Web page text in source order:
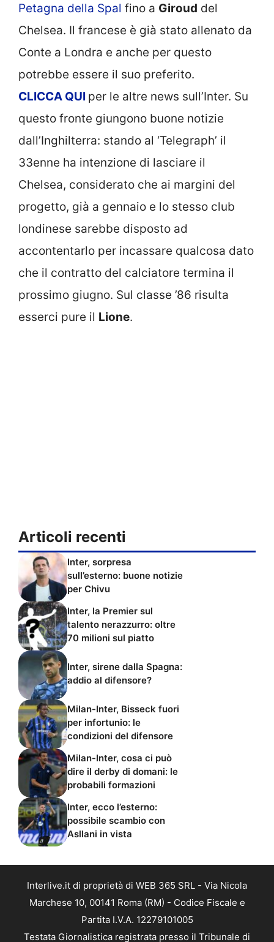
Petagna della Spal fino a Giroud del
Chelsea. Il francese è già stato allenato da
Conte a Londra e anche per questo
potrebbe essere il suo preferito.
CLICCA QUI per le altre news sull’Inter. Su
questo fronte giungono buone notizie
dall’Inghilterra: stando al ‘Telegraph’ il
33enne ha intenzione di lasciare il
Chelsea, considerato che ai margini del
progetto, già a gennaio e lo stesso club
londinese sarebbe disposto ad
accontentarlo per incassare qualcosa dato
che il contratto del calciatore termina il
prossimo giugno. Sul classe ’86 risulta
esserci pure il Lione.
Articoli recenti
Inter, sorpresa
sull’esterno: buone notizie
per Chivu
Inter, la Premier sul
talento nerazzurro: oltre
70 milioni sul piatto
Inter, sirene dalla Spagna:
addio al difensore?
Milan-Inter, Bisseck fuori
per infortunio: le
condizioni del difensore
Milan-Inter, cosa ci può
dire il derby di domani: le
probabili formazioni
Inter, ecco l’esterno:
possibile scambio con
Asllani in vista
Interlive.it di proprietà di WEB 365 SRL - Via Nicola
Marchese 10, 00141 Roma (RM) - Codice Fiscale e
Partita I.V.A. 12279101005
Testata Giornalistica registrata presso il Tribunale di